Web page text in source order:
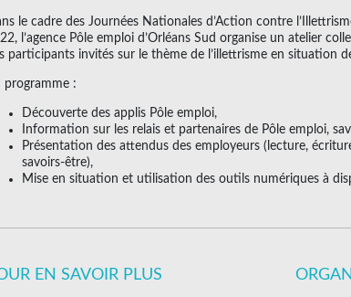
le cadre des Journées Nationales d’Action contre
l’agence Pôle emploi d’Orléans Sud organise un atelier
participants invités sur le thème de l’illettrisme en situation
programme :
Découverte des applis Pôle emploi,
Information sur les relais et partenaires de Pôle emploi,
Présentation des attendus des employeurs (lecture,
savoirs-être),
Mise en situation et utilisation des outils numériques à
EN SAVOIR PLUS